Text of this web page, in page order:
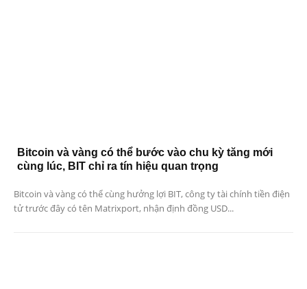
Bitcoin và vàng có thể bước vào chu kỳ tăng mới
cùng lúc, BIT chỉ ra tín hiệu quan trọng
Bitcoin và vàng có thể cùng hưởng lợi BIT, công ty tài chính tiền điện
tử trước đây có tên Matrixport, nhận định đồng USD...